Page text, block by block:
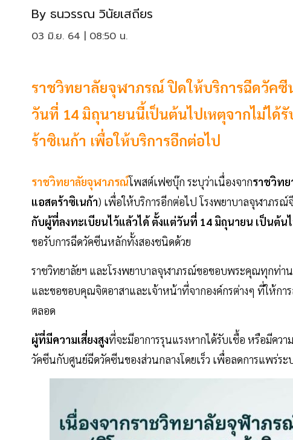
By ธนวรรณ วินัยเสถียร
03 มิ.ย. 64 | 08:50 น.
ราชวิทยาลัยจุฬาภรณ์ ปิดให้บริการฉีดวัคซี
วันที่ 14 มิถุนายนนี้เป็นต้นไปเหตุจากไม่ไ
ร้าซิเนก้า เพื่อให้บริการอีกต่อไป
ราชวิทยาลัยจุฬาภรณ์โพสต์เฟซบุ๊ก ระบุว่าเนื่องจากราชวิท
แอสตร้าซิเนก้า) เพื่อให้บริการอีกต่อไป โรงพยาบาลจุฬาภร
กับผู้ที่ลงทะเบียนไว้แล้วได้ ตั้งแต่วันที่ 14 มิถุนายน เป็นต้น
ขอรับการฉีดวัคซีนหลักทั้งสองชนิดด้วย
ราชวิทยาลัยฯ และโรงพยาบาลจุฬาภรณ์ขอขอบพระคุณทุกท่าน
และขอขอบคุณจิตอาสาและเจ้าหน้าที่จากองค์กรต่างๆ ที่ให้ก
ตลอด
ผู้ที่มีความเสี่ยงสูงที่จะมีอาการรุนแรงหากได้รับเชื้อ หรือมีคว
วัคซีนกับศูนย์ฉีดวัคซีนของส่วนกลางโดยเร็ว เพื่อลดการแพร่ระ